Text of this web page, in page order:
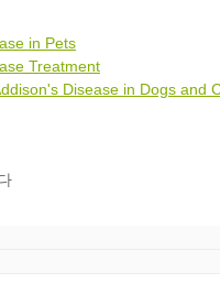
in Pets
Treatment
Disease in Dogs and